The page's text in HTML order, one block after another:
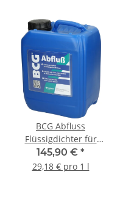
BCG Abfluss
Flüssigdichter für
Abwasserleitungen im
Innenbereich 5 Liter
145,90 € *
29,18 € pro 1 l